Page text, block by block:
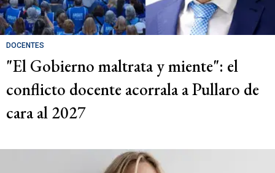
DOCENTES
"El Gobierno maltrata y miente": el
conflicto docente acorrala a Pullaro de
cara al 2027